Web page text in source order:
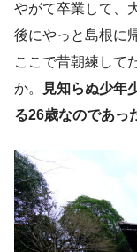
やがて卒業して、
後にやっと島根に
ここで昔朝練して
か。
見知らぬ少年
る26歳なのであっ